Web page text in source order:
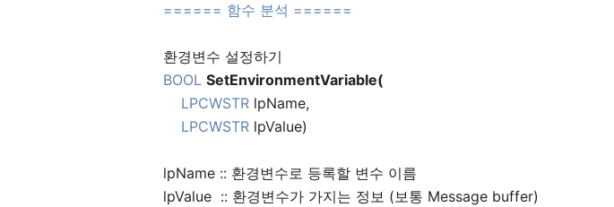
====== 함수 분석 ======
환경변수 설정하기
BOOL SetEnvironmentVariable(
LPCWSTR lpName,
LPCWSTR lpValue)
lpName :: 환경변수로 등록할 변수 이름
lpValue :: 환경변수가 가지는 정보 (보통 Message buffer)